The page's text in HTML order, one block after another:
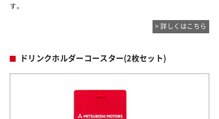
す。
> 詳しくはこちら
ドリンクホルダーコースター(2枚セット)